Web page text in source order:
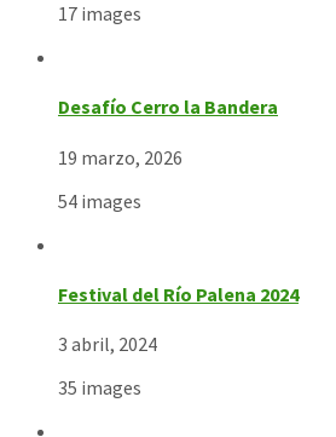
17 images
Desafío Cerro la Bandera
19 marzo, 2026
54 images
Festival del Río Palena 2024
3 abril, 2024
35 images